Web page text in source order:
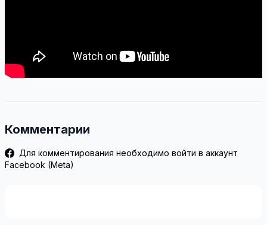
Комментарии
Для комментирования необходимо войти в аккаунт
Facebook (Meta)